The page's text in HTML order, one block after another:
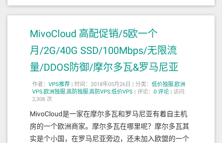
MivoCloud 高配促销/5欧一个
月/2G/40G SSD/100Mbps/无限流
量/DDOS防御/摩尔多瓦&罗马尼亚
作者： VPS推荐 | 时间：2018年05月26日 | 分类： 低价独服,欧洲
VPS,欧洲独服,高防独服,高防VPS,低价VPS | 评论： 0 评论 | 访问:
2,308 次
MivoCloud是一家在摩尔多瓦和罗马尼亚有着自主机
房的一个欧洲商家。摩尔多瓦在哪里呢？摩尔多瓦其
实是个小国，在罗马尼亚旁边，还未加入欧盟的一个